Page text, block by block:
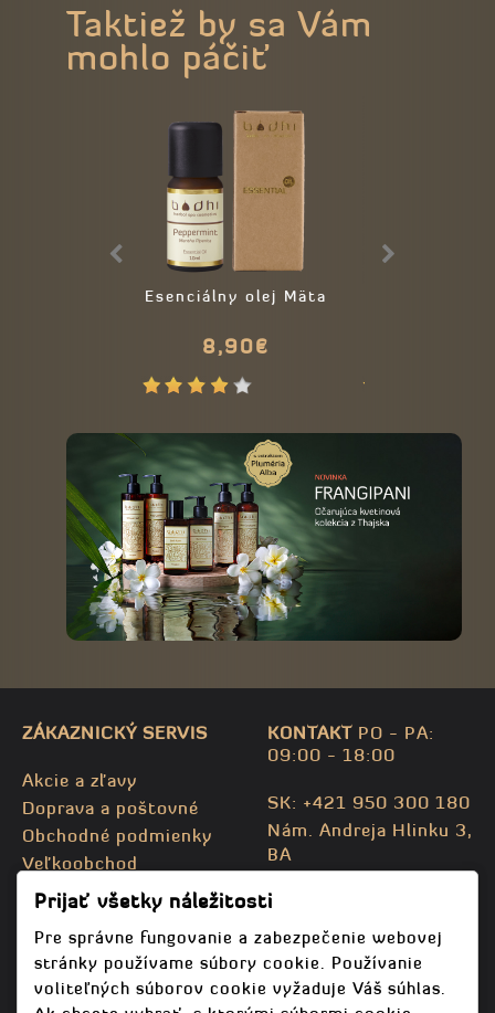
Taktiež by sa Vám
mohlo páčiť
Esenciálny olej Mäta
8,90€
ZÁKAZNICKÝ SERVIS
Akcie a zľavy
Doprava a poštovné
Obchodné podmienky
Veľkoobchod
Kontaktujte nás
Mapa stránky
KONTAKTPO - PA:
09:00 - 18:00
SK: +421 950 300 180
Nám. Andreja Hlinku 3,
BA
info@bodhispa.sk
info@bodhi.cz
Prijať všetky náležitosti
Pre správne fungovanie a zabezpečenie webovej
stránky používame súbory cookie. Používanie
voliteľných súborov cookie vyžaduje Váš súhlas.